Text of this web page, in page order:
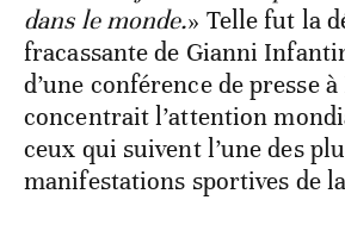
dans le monde.» Telle fut la
fracassante de Gianni
d’une conférence de presse
concentrait l’attention
ceux qui suivent l’une des
manifestations sportives de